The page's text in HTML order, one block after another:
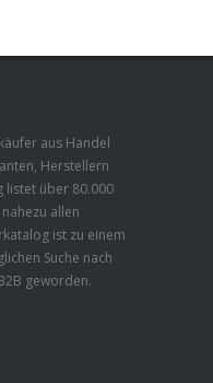
aus Handel
Herstellern
listet über 80.000
allen
ist zu einem
Suche nach
geworden.